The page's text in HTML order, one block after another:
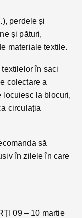
perdele și
și pături,
materiale textile.
în saci
colectare a
locuiesc la blocuri,
circulația
să
în zilele în care
09 – 10 martie